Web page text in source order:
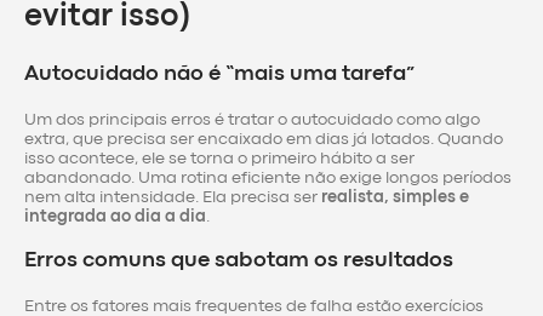
evitar isso)
Autocuidado não é “mais uma tarefa”
Um dos principais erros é tratar o autocuidado como algo
extra, que precisa ser encaixado em dias já lotados. Quando
isso acontece, ele se torna o primeiro hábito a ser
abandonado. Uma rotina eficiente não exige longos períodos
nem alta intensidade. Ela precisa ser realista, simples e
integrada ao dia a dia
Erros comuns que sabotam os resultados
Entre os fatores mais frequentes de falha estão exercícios